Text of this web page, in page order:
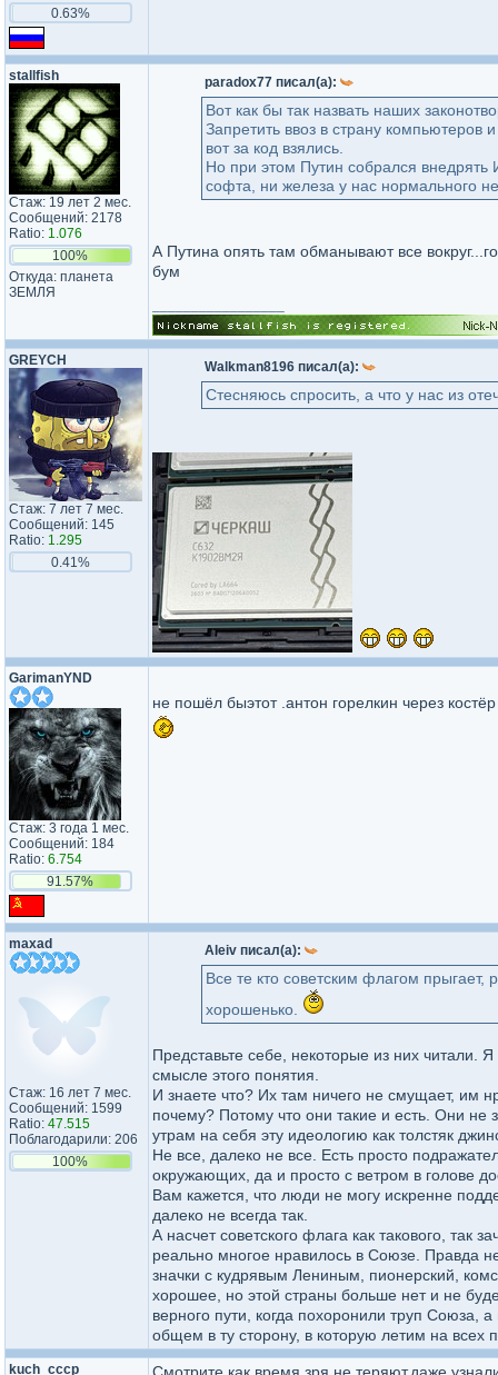
0.63%
stallfish
Стаж: 19 лет 2 мес.
Сообщений: 2178
Ratio: 1.076
100%
Откуда: планета
ЗЕМЛЯ
paradox77 писал(а):
Вот как бы так назвать наших
Запретить ввоз в страну компьютеров
вот за код взялись.
Но при этом Путин собрался внедрять
софта, ни железа у нас нормального
А Путина опять там обманывают все
бум
GREYCH
Стаж: 7 лет 7 мес.
Сообщений: 145
Ratio: 1.295
0.41%
Walkman8196 писал(а):
Стесняюсь спросить, а что у нас из
GarimanYND
Стаж: 3 года 1 мес.
Сообщений: 184
Ratio: 6.754
91.57%
не пошёл быэтот .антон горелкин через
maxad
Стаж: 16 лет 7 мес.
Сообщений: 1599
Ratio: 47.515
Поблагодарили: 206
100%
Aleiv писал(а):
Все те кто советским флагом
хорошенько.
Представьте себе, некоторые из них читали.
смысле этого понятия.
И знаете что? Их там ничего не смущает, им
почему? Потому что они такие и есть. Они не
утрам на себя эту идеологию как толстяк
Не все, далеко не все. Есть просто
окружающих, да и просто с ветром в голове
Вам кажется, что люди не могу искренне
далеко не всегда так.
А насчет советского флага как такового, так
реально многое нравилось в Союзе. Правда
значки с кудрявым Лениным, пионерский,
хорошее, но этой страны больше нет и не
верного пути, когда похоронили труп Союза,
общем в ту сторону, в которую летим на
kuch_cccp